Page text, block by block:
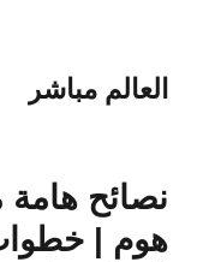
العالم مباشر
نصائح
هوم |